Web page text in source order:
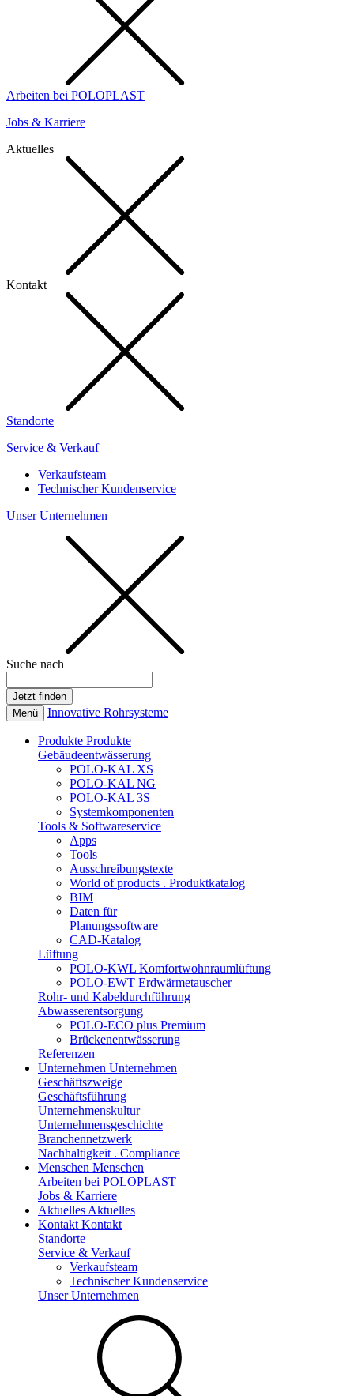
Arbeiten bei POLOPLAST
Jobs & Karriere
Aktuelles
Kontakt
Standorte
Service & Verkauf
Verkaufsteam
Technischer Kundenservice
Unser Unternehmen
Suche nach
Menü Innovative Rohrsysteme
Produkte Produkte
Gebäudeentwässerung
POLO-KAL XS
POLO-KAL NG
POLO-KAL 3S
Systemkomponenten
Tools & Softwareservice
Apps
Tools
Ausschreibungstexte
World of products . Produktkatalog
BIM
Daten für
Planungssoftware
CAD-Katalog
Lüftung
POLO-KWL Komfortwohnraumlüftung
POLO-EWT Erdwärmetauscher
Rohr- und Kabeldurchführung
Abwasserentsorgung
POLO-ECO plus Premium
Brückenentwässerung
Referenzen
Unternehmen Unternehmen
Geschäftszweige
Geschäftsführung
Unternehmenskultur
Unternehmensgeschichte
Branchennetzwerk
Nachhaltigkeit . Compliance
Menschen Menschen
Arbeiten bei POLOPLAST
Jobs & Karriere
Aktuelles Aktuelles
Kontakt Kontakt
Standorte
Service & Verkauf
Verkaufsteam
Technischer Kundenservice
Unser Unternehmen